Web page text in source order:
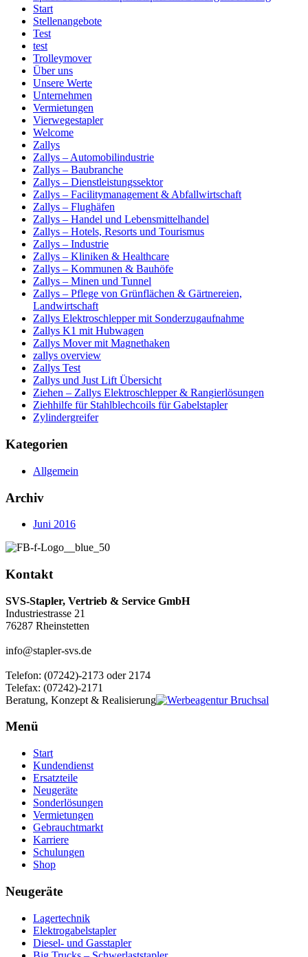
Start
Stellenangebote
Test
test
Trolleymover
Über uns
Unsere Werte
Unternehmen
Vermietungen
Vierwegestapler
Welcome
Zallys
Zallys – Automobilindustrie
Zallys – Baubranche
Zallys – Dienstleistungssektor
Zallys – Facilitymanagement & Abfallwirtschaft
Zallys – Flughäfen
Zallys – Handel und Lebensmittelhandel
Zallys – Hotels, Resorts und Tourismus
Zallys – Industrie
Zallys – Kliniken & Healthcare
Zallys – Kommunen & Bauhöfe
Zallys – Minen und Tunnel
Zallys – Pflege von Grünflächen & Gärtnereien,
Landwirtschaft
Zallys Elektroschlepper mit Sonderzugaufnahme
Zallys K1 mit Hubwagen
Zallys Mover mit Magnethaken
zallys overview
Zallys Test
Zallys und Just Lift Übersicht
Ziehen – Zallys Elektroschlepper & Rangierlösungen
Ziehhilfe für Stahlblechcoils für Gabelstapler
Zylindergreifer
Kategorien
Allgemein
Archiv
Juni 2016
Kontakt
SVS-Stapler, Vertrieb & Service GmbH
Industriestrasse 21
76287 Rheinstetten
info@stapler-svs.de
Telefon: (07242)-2173 oder 2174
Telefax: (07242)-2171
Beratung, Konzept & Realisierung
Menü
Start
Kundendienst
Ersatzteile
Neugeräte
Sonderlösungen
Vermietungen
Gebrauchtmarkt
Karriere
Schulungen
Shop
Neugeräte
Lagertechnik
Elektrogabelstapler
Diesel- und Gasstapler